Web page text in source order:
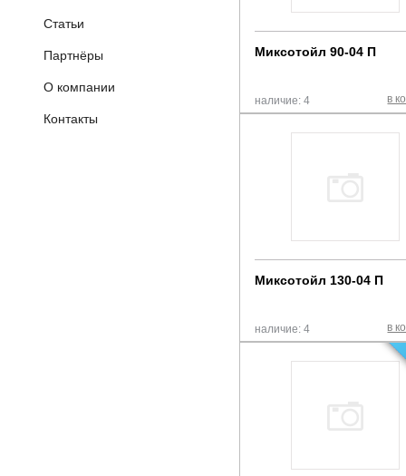
Статьи
Партнёры
О компании
Контакты
Миксотойл 90-04 П
в
наличие: 4
Миксотойл 130-04 П
в
наличие: 4